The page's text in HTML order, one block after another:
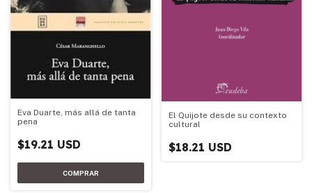
Eva Duarte, más allá de tanta
pena
$19.21 USD
El Quijote desde su contexto
cultural
$18.21 USD